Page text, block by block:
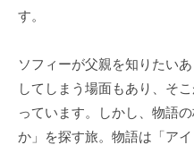
す。
ソフィーが父親を知りたい
してしまう場面もあり、そ
っています。しかし、物語
か」を探す旅。物語は「ア